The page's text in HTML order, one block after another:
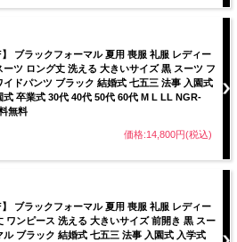
】 ブラックフォーマル 夏用 喪服 礼服 レディー
ーツ ロング丈 洗える 大きいサイズ 黒 スーツ フ
イドパンツ ブラック 結婚式 七五三 法事 入園式
式 卒業式 30代 40代 50代 60代 M L LL NGR-
無料
価格:14,800円(税込)
】 ブラックフォーマル 夏用 喪服 礼服 レディー
ワンピース 洗える 大きいサイズ 前開き 黒 スー
ル ブラック 結婚式 七五三 法事 入園式 入学式